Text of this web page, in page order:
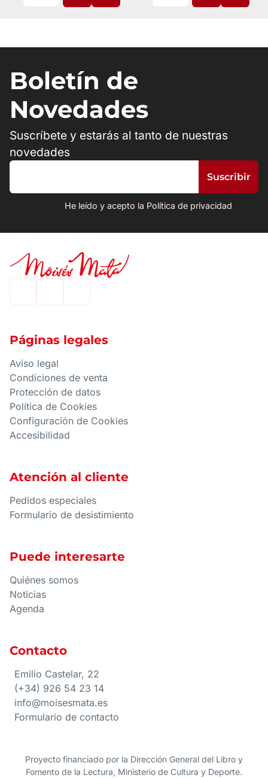
Boletín de
Novedades
Suscríbete y estarás al tanto de nuestras
novedades
He leído y acepto la Política de privacidad
Páginas legales
Aviso legal
Condiciones de venta
Protección de datos
Política de Cookies
Configuración de Cookies
Accesibilidad
Atención al cliente
Pedidos especiales
Formulario de desistimiento
Puede interesarte
Quiénes somos
Noticias
Agenda
Contacto
Emilio Castelar, 22
(+34) 926 54 23 14
info@moisesmata.es
Formulario de contacto
Proyecto financiado por la Dirección General del Libro y
Fomento de la Lectura, Ministerio de Cultura y Deporte.